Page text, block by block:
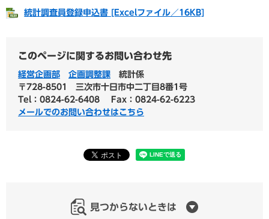
統計調査員登録申込書 [Excelファイル／16KB]
このページに関するお問い合わせ先
経営企画部 企画調整課
統計係
〒728-8501
三次市十日市中二丁目8番1号
Tel：0824-62-6408
Fax：0824-62-6223
メールでのお問い合わせはこちら
見つからないときは